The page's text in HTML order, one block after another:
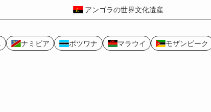
アンゴラの世界文化遺産
ナミビア ボツワナ マラウイ モザンビーク